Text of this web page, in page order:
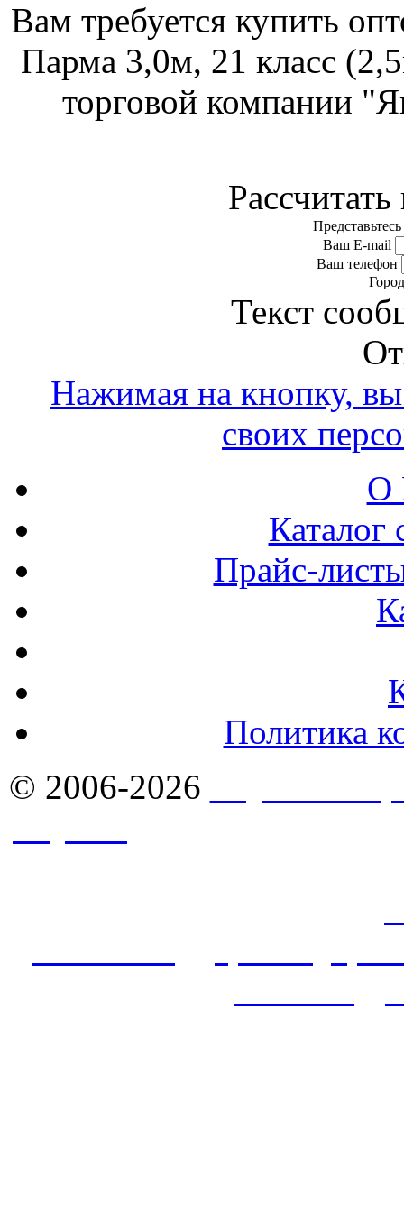
Вам требуется купить
Парма 3,0м, 21 класс
торговой компании
Представьтесь
Ваш E-mail
Ваш телефон
Город
Текст
Нажимая на кнопку, вы
своих
О
Каталог
Прайс-
Политика
© 2006-2026